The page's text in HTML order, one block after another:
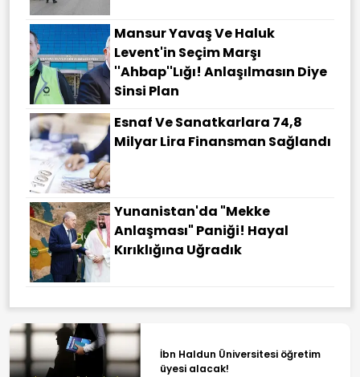
Mansur Yavaş Ve Haluk
Levent'in Seçim Marşı
''Ahbap''lığı! Anlaşılmasın Diye
Sinsi Plan
Esnaf Ve Sanatkarlara 74,8
Milyar Lira Finansman Sağlandı
Yunanistan'da "Mekke
Anlaşması" Paniği! Hayal
Kırıklığına Uğradık
İbn Haldun Üniversitesi öğretim
üyesi alacak!